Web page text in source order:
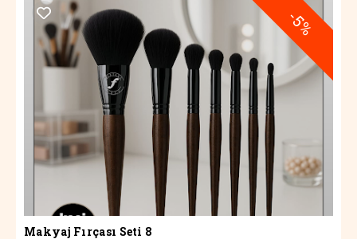
-5%
Makyaj Fırçası Seti 8